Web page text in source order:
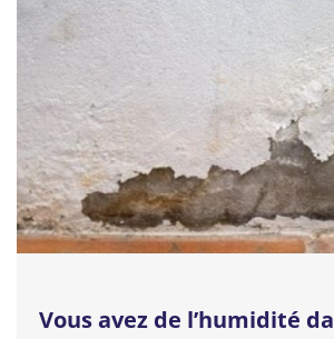
Vous avez de l’humidité